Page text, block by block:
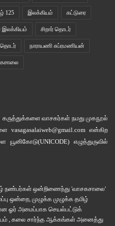
125 இலக்கியம் கட்டுரை
இலக்கியம் சிறார் தொடர்
தொடர் நாராயணி சுப்ரமணியன்
கருத்துக்களை வாசகர்கள் நமது முகநூல்
vasagasalaiweb@gmail.com என்கிற
யூனிகோடு(UNICODE)எழுத்துருவில்
நண்பர்கள் ஒன்றிணைந்து 'வாசகசாலை'
ஒன்றை, முழுக்க முழுக்க தமிழ்
ஓர் அமைப்பாக செயல்பட்டுக்
, கலை சார்ந்த ஆக்கங்கள் அனைத்து